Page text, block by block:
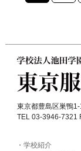
東京都豊島区巣鴨
TEL 03-3946-7321
学校紹介